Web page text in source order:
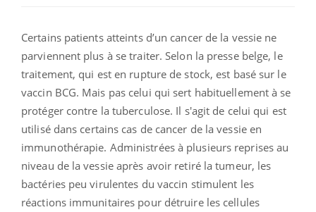
Certains patients atteints d’un cancer de la vessie ne
parviennent plus à se traiter. Selon la presse belge, le
traitement, qui est en rupture de stock, est basé sur le
vaccin BCG. Mais pas celui qui sert habituellement à se
protéger contre la tuberculose. Il s'agit de celui qui est
utilisé dans certains cas de cancer de la vessie en
immunothérapie. Administrées à plusieurs reprises au
niveau de la vessie après avoir retiré la tumeur, les
bactéries peu virulentes du vaccin stimulent les
réactions immunitaires pour détruire les cellules